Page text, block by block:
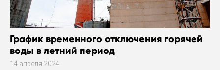
График временного отключения горячей
воды в летний период
14 апреля 2024